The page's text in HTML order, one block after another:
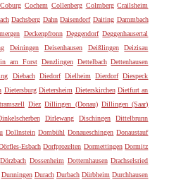
Coburg Cochem Collenberg Colmberg Crailsheim
Dachsberg Dahn Daisendorf Daiting Dammbach
Deckenpfronn Deggendorf Deggenhausertal
Deiningen Deisenhausen Deißlingen
Deizisau
am Forst Denzlingen Dettelbach Dettenhausen
Diebach Diedorf Dielheim Dierdorf Diespeck
Dietersburg Dietersheim Dieterskirchen Dietfurt an
Diez Dillingen (Donau) Dillingen (Saar)
Dirlewang Dischingen
Dittelbrunn
Dollnstein Dombühl Donaueschingen Donaustauf
Esbach Dorfprozelten Dormettingen Dormitz
Dörzbach Dossenheim Dotternhausen Drachselsried
Dunningen Durach Durbach Dürbheim Durchhausen